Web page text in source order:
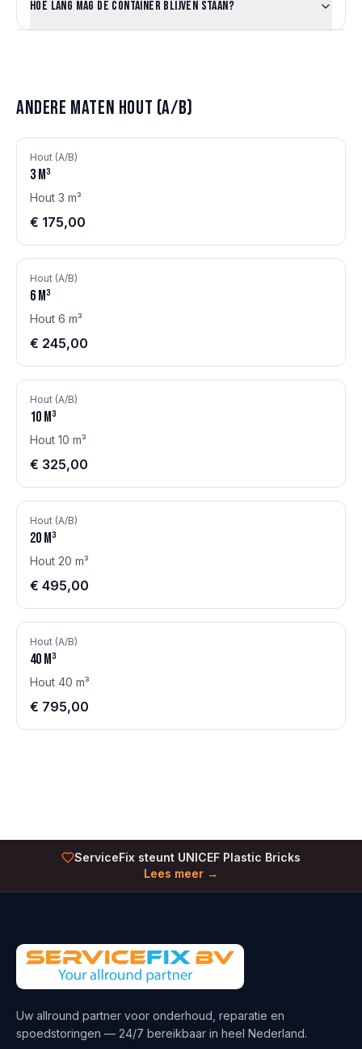
Hoe lang mag de container blijven staan?
Andere maten Hout (A/B)
Hout (A/B)
3 m³
Hout 3 m³
€ 175,00
Hout (A/B)
6 m³
Hout 6 m³
€ 245,00
Hout (A/B)
10 m³
Hout 10 m³
€ 325,00
Hout (A/B)
20 m³
Hout 20 m³
€ 495,00
Hout (A/B)
40 m³
Hout 40 m³
€ 795,00
ServiceFix steunt UNICEF Plastic Bricks
Lees meer →
Uw allround partner voor onderhoud, reparatie en
spoedstoringen — 24/7 bereikbaar in heel Nederland.